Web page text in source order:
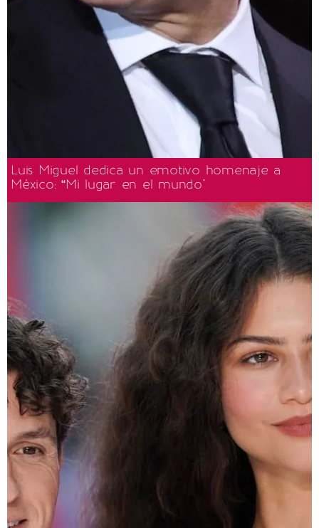
Luis Miguel dedica un emotivo homenaje a
México: “Mi lugar en el mundo"